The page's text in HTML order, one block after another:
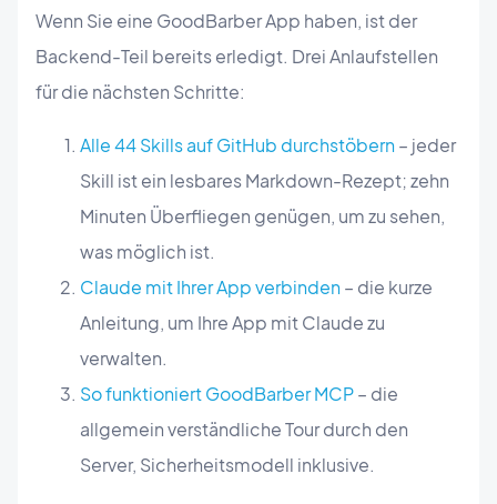
Wenn Sie eine GoodBarber App haben, ist der
Backend-Teil bereits erledigt. Drei Anlaufstellen
für die nächsten Schritte:
Alle 44 Skills auf GitHub durchstöbern– jeder
Skill ist ein lesbares Markdown-Rezept; zehn
Minuten Überfliegen genügen, um zu sehen,
was möglich ist.
Claude mit Ihrer App verbinden– die kurze
Anleitung, um Ihre App mit Claude zu
verwalten.
So funktioniert GoodBarber MCP– die
allgemein verständliche Tour durch den
Server, Sicherheitsmodell inklusive.